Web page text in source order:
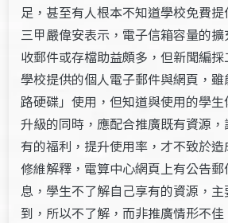
足，甚至有人根本不知道學校免費
三甲嚴偉安表示，電子信箱容量的
收郵件或存檔助益頗多，但新聞編採
學校提供的個人電子郵件與網頁，
路硬碟」使用，但知道與使用的學
升級的同時，應配合推廣既有資源
有的福利，提升使用率，才不致於
修維解釋，電算中心網頁上有公告
息，學生不了解自己享有的資源，
到，所以不了解，而非推廣情形不